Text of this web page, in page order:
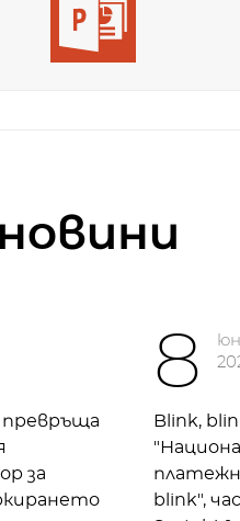
превръща
за
8
Blink,
blink",